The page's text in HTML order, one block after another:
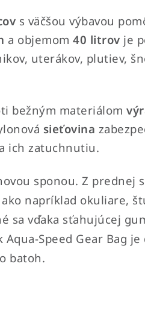
s väčšou výbavou
a objemom 40 litrov je
uterákov, plutiev,
bežným materiálom
sieťovina
ich zatuchnutiu.
sponou. Z prednej
ako napríklad okuliare,
sa vďaka sťahujúcej
Aqua-Speed Gear Bag
batoh.